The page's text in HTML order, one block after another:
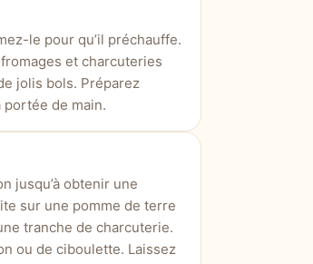
le pour qu’il préchauffe.
et charcuteries
jolis bols. Préparez
de main.
jusqu’à obtenir une
sur une pomme de terre
tranche de charcuterie.
ou de ciboulette. Laissez